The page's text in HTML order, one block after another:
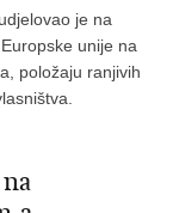
je na
unije na
položaju ranjivih